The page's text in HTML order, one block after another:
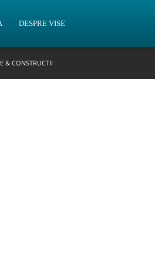
DESPRE VISE
& CONSTRUCTII